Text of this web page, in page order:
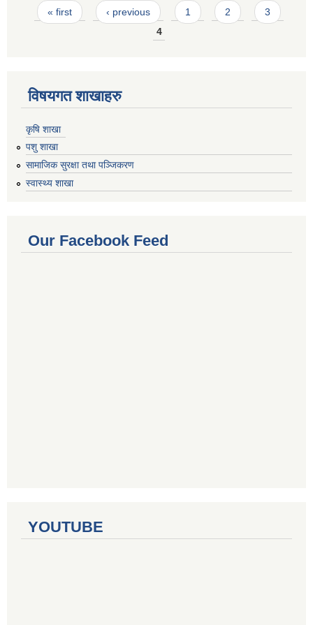
Pages
« first ‹ previous 1 2
3
4
विषयगत शाखाहरु
कृषि शाखा
पशु शाखा
सामाजिक सुरक्षा तथा पञ्जिकरण
स्वास्थ्य शाखा
Our Facebook Feed
YOUTUBE